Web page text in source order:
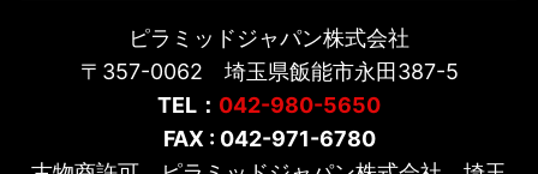
ピラミッドジャパン株式会社
〒357-0062 埼玉県飯能市永田387-5
TEL： 042-980-5650
FAX : 042-971-6780